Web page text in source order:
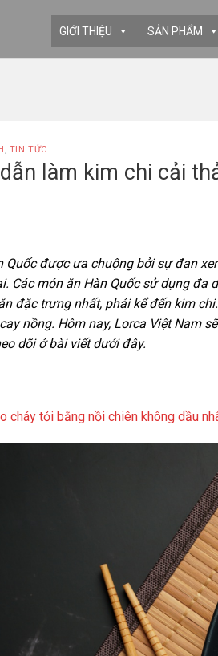
GIỚI THIỆU SẢN PHẨM
, TIN TỨC
làm kim chi cải
Quốc được ưa chuộng bởi sự đan
Các món ăn Hàn Quốc sử dụng đa
đặc trưng nhất, phải kể đến kim
nồng. Hôm nay, Lorca Việt Nam
dõi ở bài viết dưới đây.
cháy tỏi bằng nồi chiên không dầu